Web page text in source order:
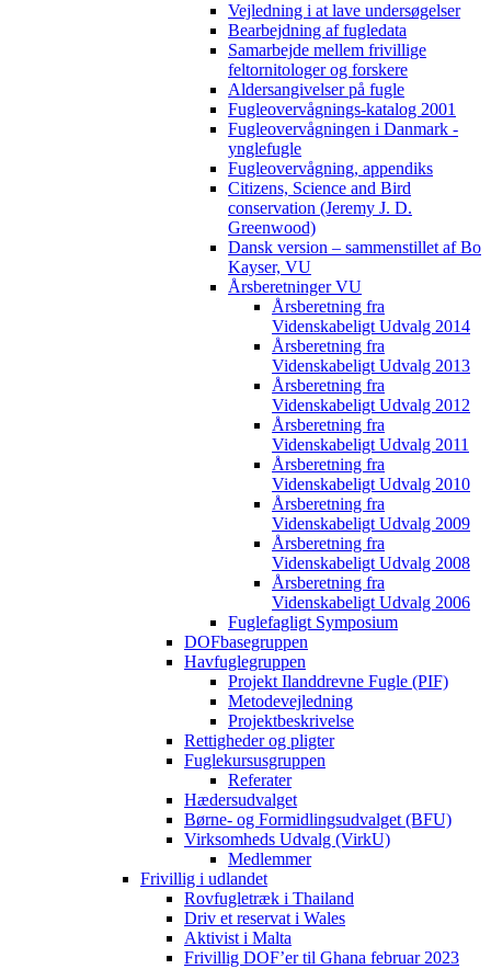
Vejledning i at lave undersøgelser
Bearbejdning af fugledata
Samarbejde mellem frivillige
feltornitologer og forskere
Aldersangivelser på fugle
Fugleovervågnings-katalog 2001
Fugleovervågningen i Danmark -
ynglefugle
Fugleovervågning, appendiks
Citizens, Science and Bird
conservation (Jeremy J. D.
Greenwood)
Dansk version – sammenstillet af Bo
Kayser, VU
Årsberetninger VU
Årsberetning fra
Videnskabeligt Udvalg 2014
Årsberetning fra
Videnskabeligt Udvalg 2013
Årsberetning fra
Videnskabeligt Udvalg 2012
Årsberetning fra
Videnskabeligt Udvalg 2011
Årsberetning fra
Videnskabeligt Udvalg 2010
Årsberetning fra
Videnskabeligt Udvalg 2009
Årsberetning fra
Videnskabeligt Udvalg 2008
Årsberetning fra
Videnskabeligt Udvalg 2006
Fuglefagligt Symposium
DOFbasegruppen
Havfuglegruppen
Projekt Ilanddrevne Fugle (PIF)
Metodevejledning
Projektbeskrivelse
Rettigheder og pligter
Fuglekursusgruppen
Referater
Hædersudvalget
Børne- og Formidlingsudvalget (BFU)
Virksomheds Udvalg (VirkU)
Medlemmer
Frivillig i udlandet
Rovfugletræk i Thailand
Driv et reservat i Wales
Aktivist i Malta
Frivillig DOF’er til Ghana februar 2023